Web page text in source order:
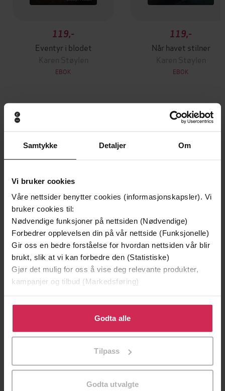
Samtykke Detaljer Om
Vi bruker cookies
Våre nettsider benytter cookies (informasjonskapsler). Vi
bruker cookies til:
Nødvendige funksjoner på nettsiden (Nødvendige)
Forbedrer opplevelsen din på vår nettside (Funksjonelle)
Gir oss en bedre forståelse for hvordan nettsiden vår blir
brukt, slik at vi kan forbedre den (Statistiske)
Gjør det mulig for oss å vise deg relevante produkter,
kampanjer og tilbud (Markedsføring)
Klikk på «Godta alle» for å gi oss ditt samtykke til å
bruke cookies for alle disse formålene. Du kan også
tilpasse ditt samtykke til spesifikke formål ved å klikke
Godta alle
Tilpass
Godta utvalgte
119,-
Eventyr i blodet
Karen Støylen
EBOK
119,-
Når havet stilner
Karen Støylen
EBOK
Andre har også kjøpt
149,-
En lykkelig familie
Stian Hjelvin Andersen
249,-
Valérie Perrin